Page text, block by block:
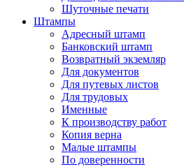
Шуточные печати
Штампы
Адресный штамп
Банковский штамп
Возвратный экземляр
Для документов
Для путевых листов
Для трудовых
Именные
К производству работ
Копия верна
Малые штампы
По доверенности